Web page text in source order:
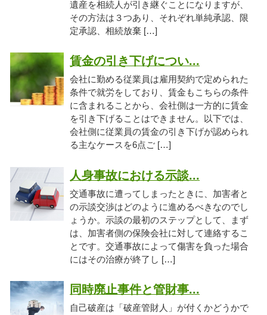
遺産を相続人が引き継ぐことになりますが、
その方法は３つあり、それぞれ単純承認、限
定承認、相続放棄 […]
賃金の引き下げについ...
会社に勤める従業員は雇用契約で定められた
条件で就労をしており、賃金もこちらの条件
に含まれることから、会社側は一方的に賃金
を引き下げることはできません。以下では、
会社側に従業員の賃金の引き下げが認められ
る主なケースを6点ご […]
人身事故における示談...
交通事故に遭ってしまったときに、加害者と
の示談交渉はどのように進めるべきなのでし
ょうか。示談の最初のステップとして、まず
は、加害者側の保険会社に対して連絡するこ
とです。交通事故によって傷害を負った場合
にはその治療が終了し […]
同時廃止事件と管財事...
自己破産は「破産管財人」が付くかどうかで